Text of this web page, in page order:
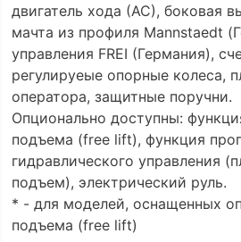
двигатель хода (АС), боковая
мачта из профиля Mannstaedt
управления FREI (Германия),
регулируеые опорные колеса,
оператора, защитные поручни.
Опционально доступны:
подъема (free lift), функция
гидравлического управления
подъем), электрический руль.
* - для моделей, оснащенных
подъема (free lift)